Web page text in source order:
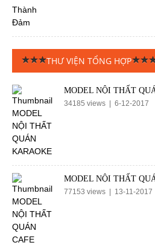
THƯ VIỆN TỔNG HỢP
MODEL NỘI THẤT
34185 views | 6-12-2017
MODEL NỘI THẤT
77153 views | 13-11-2017